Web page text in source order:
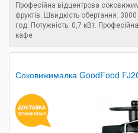
Професійна відцентрова
фруктів. Швидкість обертання:
год. Потужність: 0,7 кВт.
кафе
Соковижималка GoodFood